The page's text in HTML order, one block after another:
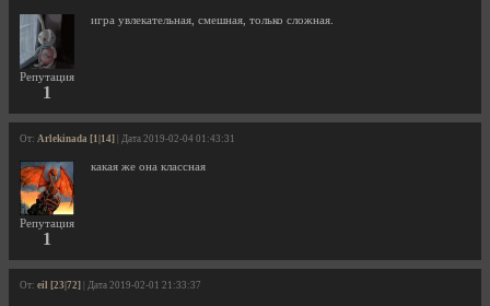
Репутация
1
игра увлекательная, смешная, только сложная.
От: Arlekinada [1|14] | Дата 2019-02-04 01:43:31
Репутация
1
какая же она классная
От: eil [23|72] | Дата 2019-02-01 21:33:37